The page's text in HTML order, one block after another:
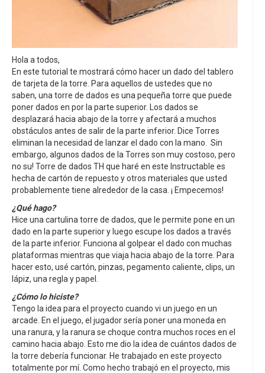
Hola a todos,
En este tutorial te mostrará cómo hacer un dado del tablero
de tarjeta de la torre. Para aquellos de ustedes que no
saben, una torre de dados es una pequeña torre que puede
poner dados en por la parte superior. Los dados se
desplazará hacia abajo de la torre y afectará a muchos
obstáculos antes de salir de la parte inferior. Dice Torres
eliminan la necesidad de lanzar el dado con la mano. Sin
embargo, algunos dados de la Torres son muy costoso, pero
no su! Torre de dados TH que haré en este Instructable es
hecha de cartón de repuesto y otros materiales que usted
probablemente tiene alrededor de la casa. ¡ Empecemos!
¿Qué hago?
Hice una cartulina torre de dados, que le permite pone en un
dado en la parte superior y luego escupe los dados a través
de la parte inferior. Funciona al golpear el dado con muchas
plataformas mientras que viaja hacia abajo de la torre. Para
hacer esto, usé cartón, pinzas, pegamento caliente, clips, un
lápiz, una regla y papel.
¿Cómo lo hiciste?
Tengo la idea para el proyecto cuando vi un juego en un
arcade. En el juego, el jugador sería poner una moneda en
una ranura, y la ranura se choque contra muchos roces en el
camino hacia abajo. Esto me dio la idea de cuántos dados de
la torre debería funcionar. He trabajado en este proyecto
totalmente por mí. Como hecho trabajó en el proyecto, mis